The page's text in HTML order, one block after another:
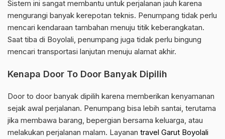
Sistem ini sangat membantu untuk perjalanan jauh karena
mengurangi banyak kerepotan teknis. Penumpang tidak perlu
mencari kendaraan tambahan menuju titik keberangkatan.
Saat tiba di Boyolali, penumpang juga tidak perlu bingung
mencari transportasi lanjutan menuju alamat akhir.
Kenapa Door To Door Banyak Dipilih
Door to door banyak dipilih karena memberikan kenyamanan
sejak awal perjalanan. Penumpang bisa lebih santai, terutama
jika membawa barang, bepergian bersama keluarga, atau
melakukan perjalanan malam. Layanan travel Garut Boyolali